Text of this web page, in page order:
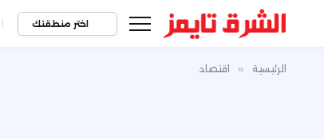
اختر منطقتك |
الرئيسية » اقتصاد